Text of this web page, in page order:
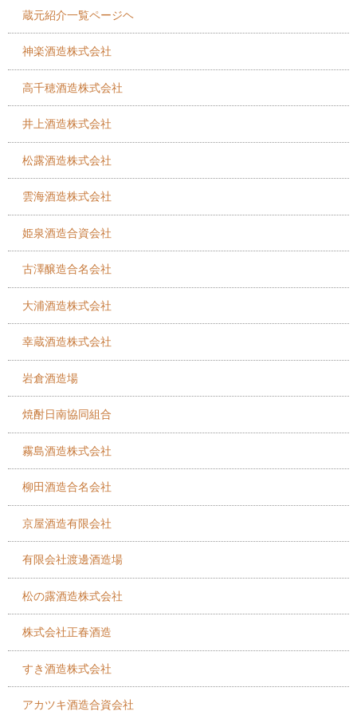
蔵元紹介一覧ページヘ
神楽酒造株式会社
高千穂酒造株式会社
井上酒造株式会社
松露酒造株式会社
雲海酒造株式会社
姫泉酒造合資会社
古澤醸造合名会社
大浦酒造株式会社
幸蔵酒造株式会社
岩倉酒造場
焼酎日南協同組合
霧島酒造株式会社
柳田酒造合名会社
京屋酒造有限会社
有限会社渡邊酒造場
松の露酒造株式会社
株式会社正春酒造
すき酒造株式会社
アカツキ酒造合資会社